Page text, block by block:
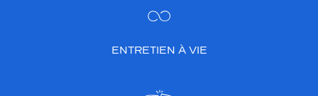
ENTRETIEN À VIE